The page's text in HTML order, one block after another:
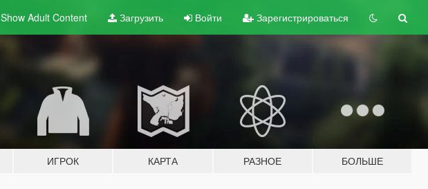
Show Adult Content Загрузить Войти Зарегистрироваться
ИГРОК КАРТА РАЗНОЕ БОЛЬШЕ